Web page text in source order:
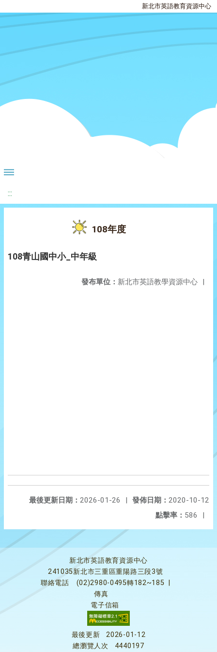
新北市英語教育資源中心
:::
108年度
108青山國中小_中年級
發布單位： 新北市英語教學資源中心 |
發佈日期： 2020-10-12
最後更新日期： 2026-01-26
|
點擊率： 586 |
新北市英語教育資源中心
241035新北市三重區重陽路三段3號
聯絡電話
(02)2980-0495轉182~185
傳真
電子信箱
最後更新
2026-01-12
總瀏覽人次
4440197